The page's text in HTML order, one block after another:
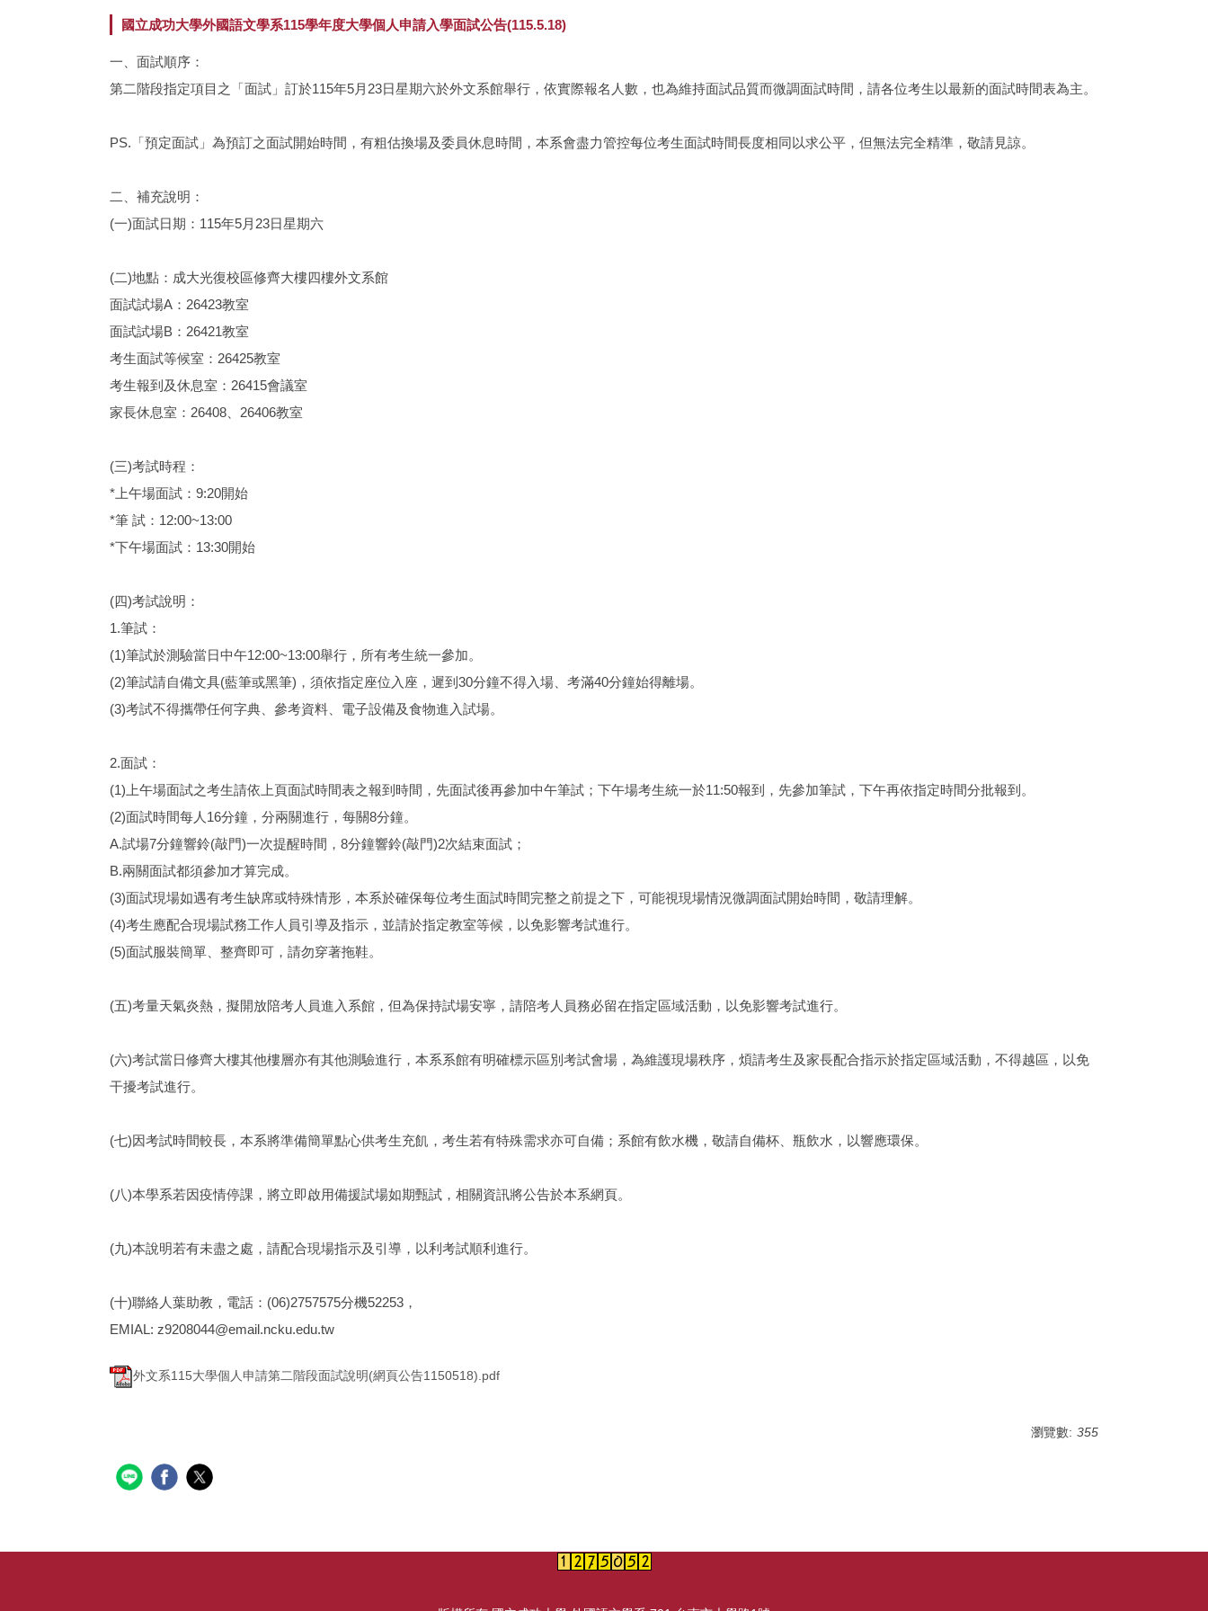
國立成功大學外國語文學系115學年度大學個人申請入學面試公告(115.5.18)
一、面試順序：
第二階段指定項目之「面試」訂於115年5月23日星期六於外文系館舉行，依實際報名人數，也為維持面試品質而微調面試時間，請各位考生以最新的面試時間表為主。
PS.「預定面試」為預訂之面試開始時間，有粗估換場及委員休息時間，本系會盡力管控每位考生面試時間長度相同以求公平，但無法完全精準，敬請見諒。
二、補充說明：
(一)面試日期：115年5月23日星期六
(二)地點：成大光復校區修齊大樓四樓外文系館
面試試場A：26423教室
面試試場B：26421教室
考生面試等候室：26425教室
考生報到及休息室：26415會議室
家長休息室：26408、26406教室
(三)考試時程：
*上午場面試：9:20開始
*筆 試：12:00~13:00
*下午場面試：13:30開始
(四)考試說明：
1.筆試：
(1)筆試於測驗當日中午12:00~13:00舉行，所有考生統一參加。
(2)筆試請自備文具(藍筆或黑筆)，須依指定座位入座，遲到30分鐘不得入場、考滿40分鐘始得離場。
(3)考試不得攜帶任何字典、參考資料、電子設備及食物進入試場。
2.面試：
(1)上午場面試之考生請依上頁面試時間表之報到時間，先面試後再參加中午筆試；下午場考生統一於11:50報到，先參加筆試，下午再依指定時間分批報到。
(2)面試時間每人16分鐘，分兩關進行，每關8分鐘。
A.試場7分鐘響鈴(敲門)一次提醒時間，8分鐘響鈴(敲門)2次結束面試；
B.兩關面試都須參加才算完成。
(3)面試現場如遇有考生缺席或特殊情形，本系於確保每位考生面試時間完整之前提之下，可能視現場情況微調面試開始時間，敬請理解。
(4)考生應配合現場試務工作人員引導及指示，並請於指定教室等候，以免影響考試進行。
(5)面試服裝簡單、整齊即可，請勿穿著拖鞋。
(五)考量天氣炎熱，擬開放陪考人員進入系館，但為保持試場安寧，請陪考人員務必留在指定區域活動，以免影響考試進行。
(六)考試當日修齊大樓其他樓層亦有其他測驗進行，本系系館有明確標示區別考試會場，為維護現場秩序，煩請考生及家長配合指示於指定區域活動，不得越區，以免
干擾考試進行。
(七)因考試時間較長，本系將準備簡單點心供考生充飢，考生若有特殊需求亦可自備；系館有飲水機，敬請自備杯、瓶飲水，以響應環保。
(八)本學系若因疫情停課，將立即啟用備援試場如期甄試，相關資訊將公告於本系網頁。
(九)本說明若有未盡之處，請配合現場指示及引導，以利考試順利進行。
(十)聯絡人葉助教，電話：(06)2757575分機52253，
EMIAL: z9208044@email.ncku.edu.tw
外文系115大學個人申請第二階段面試說明(網頁公告1150518).pdf
瀏覽數: 355